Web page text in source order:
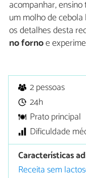
acompanhar,
um molho de
os detalhes desta
no fornoe
2 pessoas
24h
Prato principal
Dificuldade
Características
Receita sem